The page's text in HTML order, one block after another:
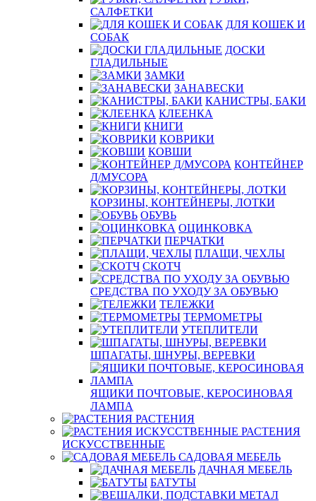
САЛФЕТКИ
ДЛЯ КОШЕК И
СОБАК
ДОСКИ
ГЛАДИЛЬНЫЕ
ЗАМКИ
ЗАНАВЕСКИ
КАНИСТРЫ, БАКИ
КЛЕЕНКА
КНИГИ
КОВРИКИ
КОВШИ
КОНТЕЙНЕР
Д/МУСОРА
КОРЗИНЫ, КОНТЕЙНЕРЫ, ЛОТКИ
ОБУВЬ
ОЦИНКОВКА
ПЕРЧАТКИ
ПЛАЩИ, ЧЕХЛЫ
СКОТЧ
СРЕДСТВА ПО УХОДУ ЗА ОБУВЬЮ
ТЕЛЕЖКИ
ТЕРМОМЕТРЫ
УТЕПЛИТЕЛИ
ШПАГАТЫ, ШНУРЫ, ВЕРЕВКИ
ЯЩИКИ ПОЧТОВЫЕ, КЕРОСИНОВАЯ
ЛАМПА
РАСТЕНИЯ
РАСТЕНИЯ
ИСКУССТВЕННЫЕ
САДОВАЯ МЕБЕЛЬ
ДАЧНАЯ МЕБЕЛЬ
БАТУТЫ